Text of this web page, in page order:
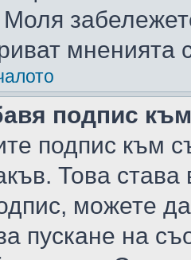
мненията
подпис
подпис към
Това
можете
пускане на